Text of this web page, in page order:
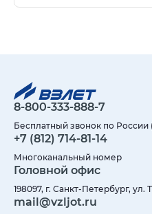
8-800-333-888-7
Бесплатный звонок по России
+7 (812) 714-81-14
Многоканальный номер
Головной офис
198097, г. Санкт-Петербург,
mail@vzljot.ru